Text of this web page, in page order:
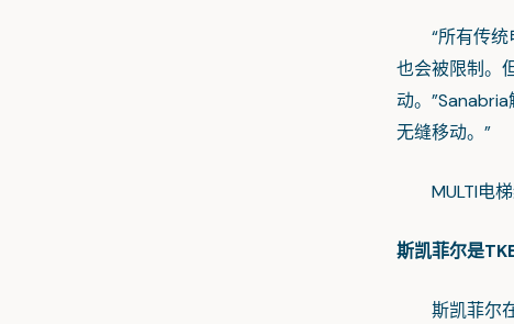
“所有传统
也会被限制。
动。
无缝移动。”
MULTI电梯
斯凯菲尔是
斯凯菲尔在